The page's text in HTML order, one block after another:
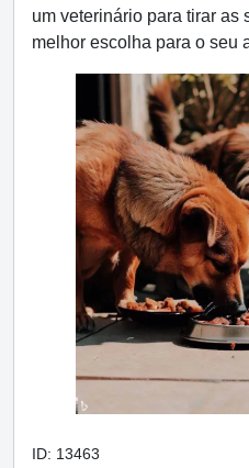
um veterinário para tirar as
melhor escolha para o seu
ID: 13463